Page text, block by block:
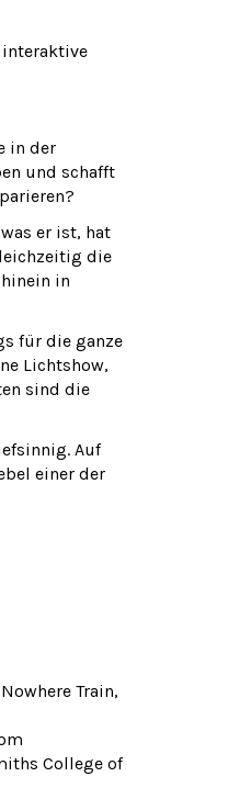
interaktive
in der
und schafft
er ist, hat
die
in
für die ganze
Lichtshow,
sind die
Auf
einer der
Train,
College of